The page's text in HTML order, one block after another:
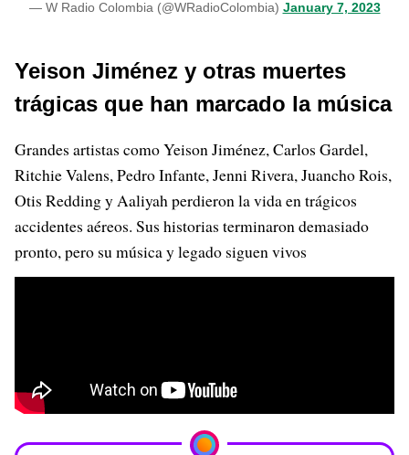
— W Radio Colombia (@WRadioColombia) January 7, 2023
Yeison Jiménez y otras muertes
trágicas que han marcado la música
Grandes artistas como Yeison Jiménez, Carlos Gardel,
Ritchie Valens, Pedro Infante, Jenni Rivera, Juancho Rois,
Otis Redding y Aaliyah perdieron la vida en trágicos
accidentes aéreos. Sus historias terminaron demasiado
pronto, pero su música y legado siguen vivos